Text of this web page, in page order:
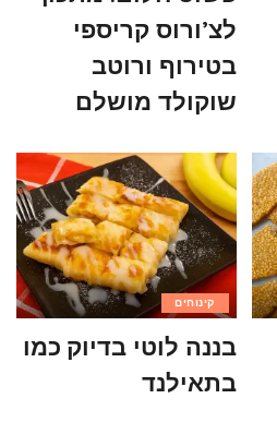
לצ’ורוס קריספי
בטירוף ורוטב
שוקולד מושלם
קינוחים
בננה לוטי בדיוק כמו
בתאילנד